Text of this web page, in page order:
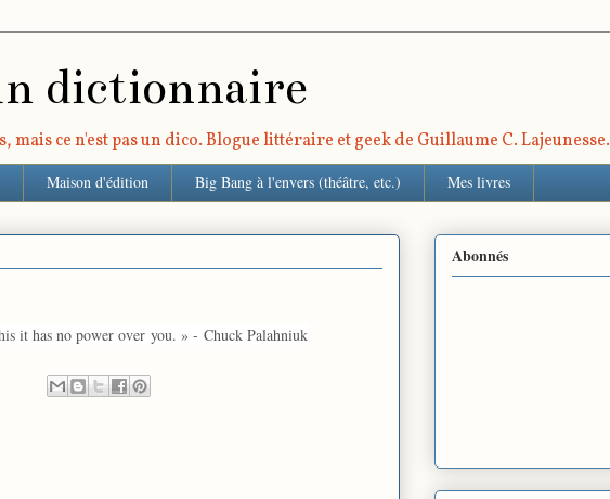
dictionnaire
ce n'est pas un dico. Blogue littéraire et geek de Guillaume C. Lajeunesse.
Maison d'édition Big Bang à l'envers (théâtre, etc.) Mes livres
it has no power over you. » - Chuck Palahniuk
Abonnés